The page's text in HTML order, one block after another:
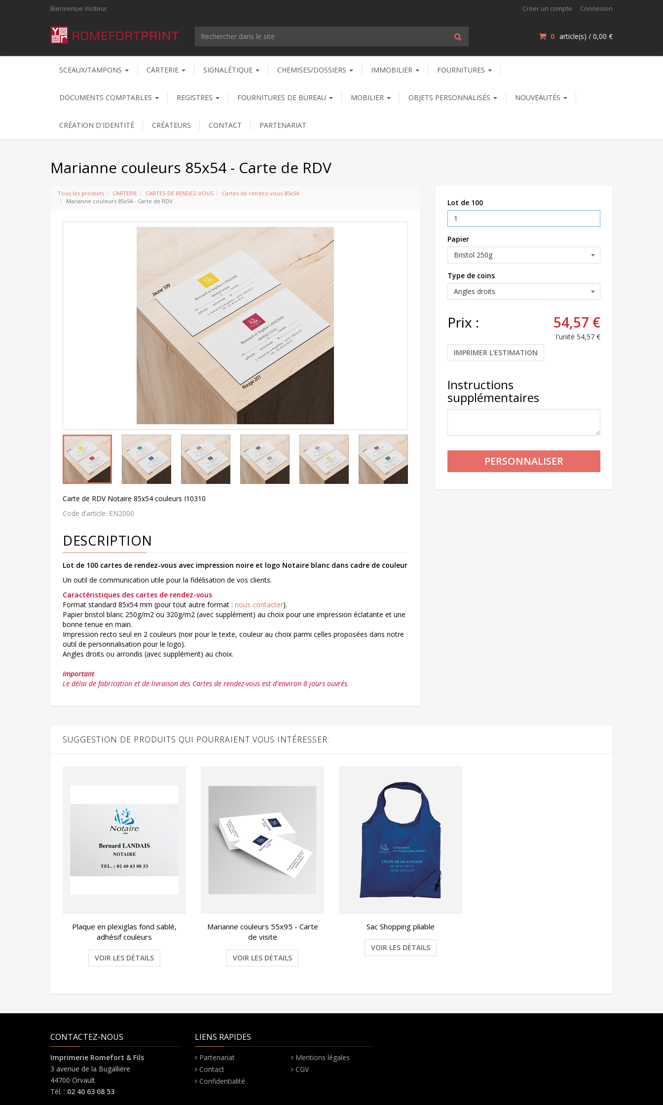
Bienvenue Visiteur Créer un compte Connexion
0 article(s) / 0,00 €
SCEAUX/TAMPONS CARTERIE SIGNALÉTIQUE CHEMISES/DOSSIERS IMMOBILIER FOURNITURES
DOCUMENTS COMPTABLES REGISTRES FOURNITURES DE BUREAU MOBILIER OBJETS PERSONNALISÉS NOUVEAUTÉS
CRÉATION D'IDENTITÉ CRÉATEURS CONTACT PARTENARIAT
Marianne couleurs 85x54 - Carte de RDV
Lot de 100
Papier
Type de coins
Prix : 54,57 €
l'unité 54,57 €
IMPRIMER L'ESTIMATION
Instructions
supplémentaires
Tous les produits CARTERIE CARTES DE RENDEZ-VOUS
Cartes de rendez-vous 85x54
Marianne couleurs 85x54 - Carte de RDV
Carte de RDV Notaire 85x54 couleurs I10310
Code d’article: EN2000
DESCRIPTION
Lot de 100 cartes de rendez-vous avec impression noire et logo Notaire blanc dans cadre de couleur
Un outil de communication utile pour la fidélisation de vos clients.
Caractéristiques des cartes de rendez-vous
Format standard 85x54 mm (pour tout autre format : nous contacter).
Papier bristol blanc 250g/m2 ou 320g/m2 (avec supplément) au choix pour une impression éclatante et une
bonne tenue en main.
Impression recto seul en 2 couleurs (noir pour le texte, couleur au choix parmi celles proposées dans notre
outil de personnalisation pour le logo).
Angles droits ou arrondis (avec supplément) au choix.
Important
Le délai de fabrication et de livraison des Cartes de rendez-vous est d'environ 8 jours ouvrés.
SUGGESTION DE PRODUITS QUI POURRAIENT VOUS INTÉRESSER:
Plaque en plexiglas fond sablé,
adhésif couleurs
VOIR LES DÉTAILS
Marianne couleurs 55x95 - Carte
de visite
VOIR LES DÉTAILS
Sac Shopping pliable
VOIR LES DÉTAILS
CONTACTEZ-NOUS
Imprimerie Romefort & Fils
3 avenue de la Bugallière
44700 Orvault
Tél. : 02 40 63 08 53
LIENS RAPIDES
Partenariat
Contact
Confidentialité
Mentions légales
CGV